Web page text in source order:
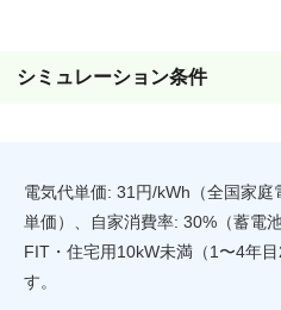
シミュレーション条件
電気代単価: 31円/kWh（全国家
単価）、自家消費率: 30%（蓄電
FIT・住宅用10kW未満（1〜4年
す。